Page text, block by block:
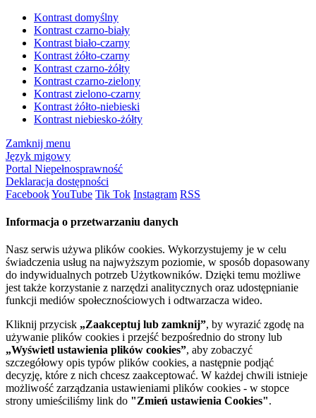
Kontrast domyślny
Kontrast czarno-biały
Kontrast biało-czarny
Kontrast żółto-czarny
Kontrast czarno-żółty
Kontrast czarno-zielony
Kontrast zielono-czarny
Kontrast żółto-niebieski
Kontrast niebiesko-żółty
Zamknij menu
Język migowy
Portal Niepełnosprawność
Deklaracja dostępności
FacebookYouTube Tik Tok Instagram RSS
Informacja o przetwarzaniu danych
Nasz serwis używa plików cookies. Wykorzystujemy je w celu
świadczenia usług na najwyższym poziomie, w sposób dopasowany
do indywidualnych potrzeb Użytkowników. Dzięki temu możliwe
jest także korzystanie z narzędzi analitycznych oraz udostępnianie
funkcji mediów społecznościowych i odtwarzacza wideo.
Kliknij przycisk „Zaakceptuj lub zamknij”, by wyrazić zgodę na
używanie plików cookies i przejść bezpośrednio do strony lub
„Wyświetl ustawienia plików cookies”, aby zobaczyć
szczegółowy opis typów plików cookies, a następnie podjąć
decyzję, które z nich chcesz zaakceptować. W każdej chwili istnieje
możliwość zarządzania ustawieniami plików cookies - w stopce
strony umieściliśmy link do "Zmień ustawienia Cookies".